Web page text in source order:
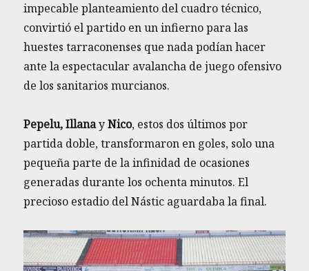
impecable planteamiento del cuadro técnico,
convirtió el partido en un infierno para las
huestes tarraconenses que nada podían hacer
ante la espectacular avalancha de juego ofensivo
de los sanitarios murcianos.
Pepelu, IllanayNico, estos dos últimos por
partida doble, transformaron en goles, solo una
pequeña parte de la infinidad de ocasiones
generadas durante los ochenta minutos. El
precioso estadio del Nástic aguardaba la final.